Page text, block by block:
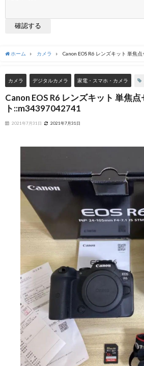
ホーム カメラ Canon EOS R6 レンズキット 単焦
カメラ デジタルカメラ 家電・スマホ・カメラ
Canon EOS R6 レンズキット 単焦点
ト::m34397042741
2021年7月31日 2021年7月31日